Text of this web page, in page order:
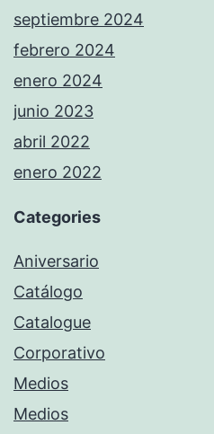
septiembre 2024
febrero 2024
enero 2024
junio 2023
abril 2022
enero 2022
Categories
Aniversario
Catálogo
Catalogue
Corporativo
Medios
Medios